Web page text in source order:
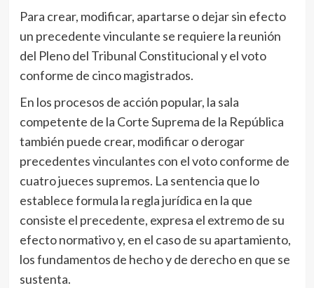
Para crear, modificar, apartarse o dejar sin efecto
un precedente vinculante se requiere la reunión
del Pleno del Tribunal Constitucional y el voto
conforme de cinco magistrados.
En los procesos de acción popular, la sala
competente de la Corte Suprema de la República
también puede crear, modificar o derogar
precedentes vinculantes con el voto conforme de
cuatro jueces supremos. La sentencia que lo
establece formula la regla jurídica en la que
consiste el precedente, expresa el extremo de su
efecto normativo y, en el caso de su apartamiento,
los fundamentos de hecho y de derecho en que se
sustenta.